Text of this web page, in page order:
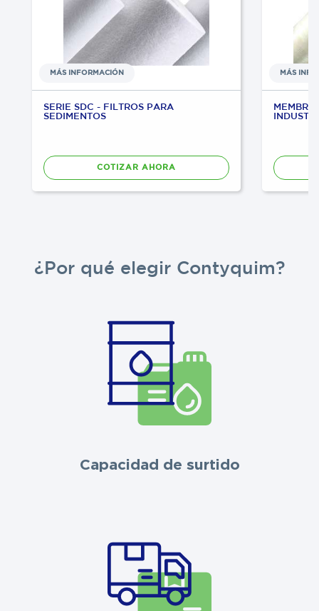
MÁS INFORMACIÓN
SERIE SDC - FILTROS PARA
SEDIMENTOS
COTIZAR AHORA
MÁS
¿Por qué elegir Contyquim?
Capacidad de surtido